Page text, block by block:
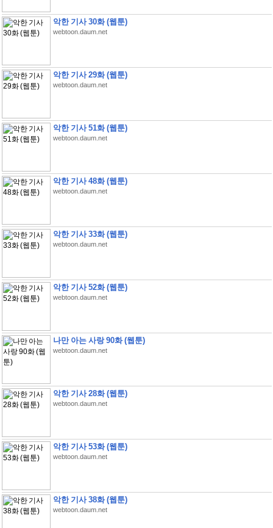
악한 기사 30화 (웹툰)
webtoon.daum.net
악한 기사 29화 (웹툰)
webtoon.daum.net
악한 기사 51화 (웹툰)
webtoon.daum.net
악한 기사 48화 (웹툰)
webtoon.daum.net
악한 기사 33화 (웹툰)
webtoon.daum.net
악한 기사 52화 (웹툰)
webtoon.daum.net
나만 아는 사랑 90화 (웹툰)
webtoon.daum.net
악한 기사 28화 (웹툰)
webtoon.daum.net
악한 기사 53화 (웹툰)
webtoon.daum.net
악한 기사 38화 (웹툰)
webtoon.daum.net